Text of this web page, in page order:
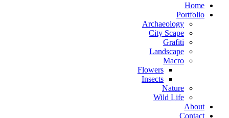
Home
Portfolio
Archaeology
City Scape
Grafiti
Landscape
Macro
Flowers
Insects
Nature
Wild Life
About
Contact